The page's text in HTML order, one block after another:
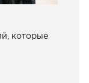
которые